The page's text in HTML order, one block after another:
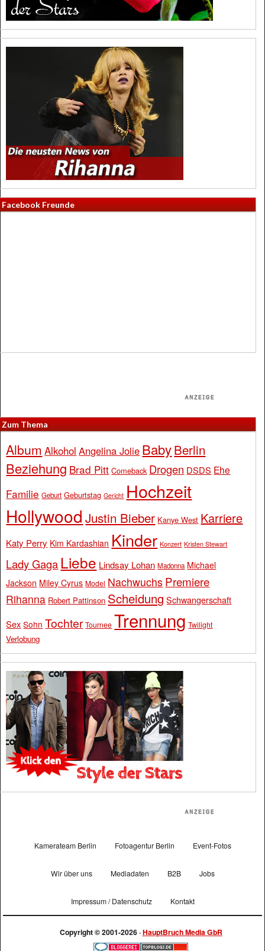
Facebook Freunde
Zum Thema
Album Alkohol Angelina Jolie BabyBerlin
Beziehung Brad Pitt Comeback Drogen DSDS Ehe
Familie Geburt Geburtstag Gericht Hochzeit
Hollywood Justin Bieber Kanye West Karriere
Katy Perry Kim Kardashian Kinder Konzert Kristen Stewart
Lady Gaga Liebe Lindsay Lohan Madonna Michael
Jackson Miley Cyrus Model Nachwuchs Premiere
Rihanna Robert Pattinson Scheidung Schwangerschaft
Sex Sohn Tochter Tournee Trennung Twilight
Verlobung
Kamerateam Berlin Fotoagentur Berlin Event-Fotos
Wir über uns Mediadaten B2B Jobs
Impressum / Datenschutz Kontakt
Copyright © 2001-2026 ·HauptBruch Media GbR